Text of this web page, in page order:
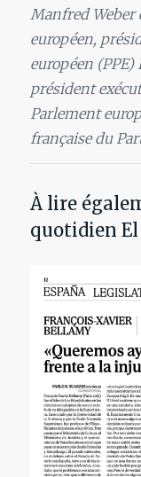
Manfred Weber
européen,
européen
président
Parlement
française du
À lire
quotidien